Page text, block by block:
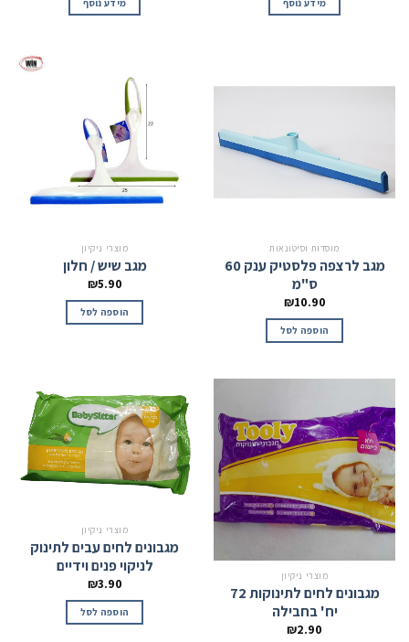
מוסדות וסיטונאות
מגב לרצפה פלסטיק ענק 60
ס"מ
₪10.90
הוספה לסל
מוצרי ניקיון
מגב שיש / חלון
₪5.90
הוספה לסל
מוצרי ניקיון
מגבונים לחים לתינוקות 72
יח' בחבילה
₪2.90
מוצרי ניקיון
מגבונים לחים עבים לתינוק
לניקוי פנים וידיים
₪3.90
הוספה לסל